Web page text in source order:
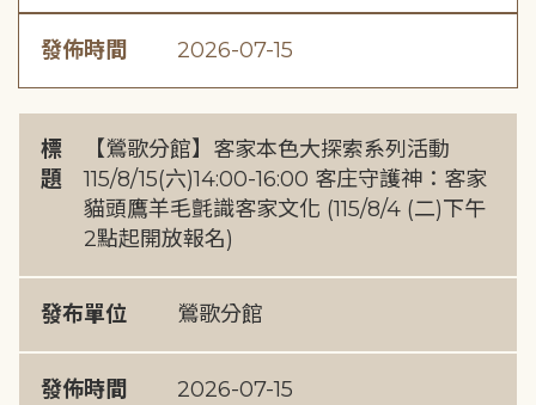
發佈時間 2026-07-15
標
題
【鶯歌分館】客家本色大探索系列活動
115/8/15(六)14:00-16:00 客庄守護神：客家
貓頭鷹羊毛氈識客家文化 (115/8/4 (二)下午
2點起開放報名)
發布單位 鶯歌分館
發佈時間 2026-07-15